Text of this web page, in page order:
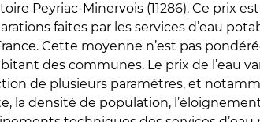
Peyriac-Minervois (11286). Ce prix
faites par les services d’eau
Cette moyenne n’est pas
des communes. Le prix de l’eau
de plusieurs paramètres, et
la densité de population,